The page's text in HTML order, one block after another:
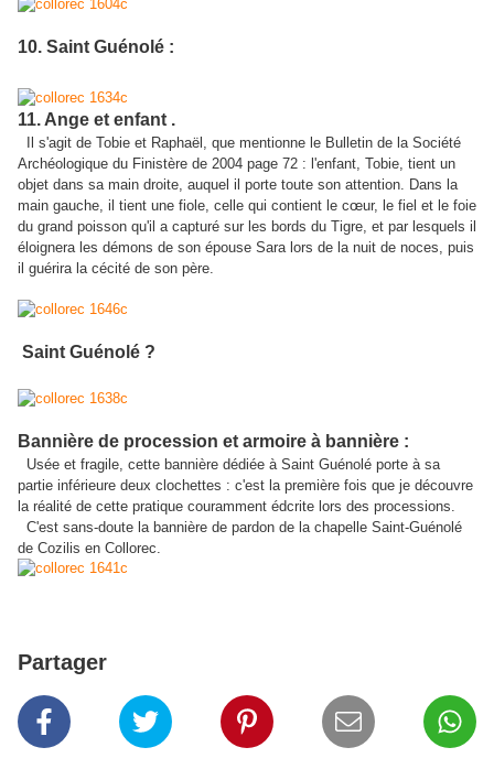
10. Saint Guénolé :
11. Ange et enfant .
Il s'agit de Tobie et Raphaël, que mentionne le Bulletin de la Société
Archéologique du Finistère de 2004 page 72 : l'enfant, Tobie, tient un
objet dans sa main droite, auquel il porte toute son attention. Dans la
main gauche, il tient une fiole, celle qui contient le cœur, le fiel et le foie
du grand poisson qu'il a capturé sur les bords du Tigre, et par lesquels il
éloignera les démons de son épouse Sara lors de la nuit de noces, puis
il guérira la cécité de son père.
Saint Guénolé ?
Bannière de procession et armoire à bannière :
Usée et fragile, cette bannière dédiée à Saint Guénolé porte à sa
partie inférieure deux clochettes : c'est la première fois que je découvre
la réalité de cette pratique couramment édcrite lors des processions.
C'est sans-doute la bannière de pardon de la chapelle Saint-Guénolé
de Cozilis en Collorec.
Partager